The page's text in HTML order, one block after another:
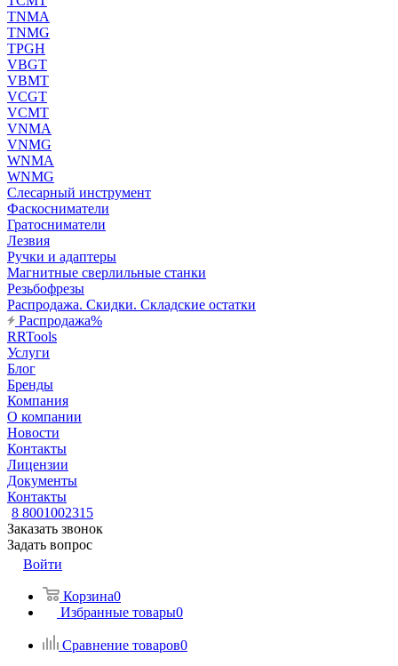
TNMA
TNMG
TPGH
VBGT
VBMT
VCGT
VCMT
VNMA
VNMG
WNMA
WNMG
Слесарный инструмент
Фаскосниматели
Гратосниматели
Лезвия
Ручки и адаптеры
Магнитные сверлильные станки
Резьбофрезы
Распродажа. Скидки. Складские остатки
Распродажа%
RRTools
Услуги
Блог
Бренды
Компания
О компании
Новости
Контакты
Лицензии
Документы
Контакты
8 8001002315
Заказать звонок
Задать вопрос
Войти
Корзина0
Избранные товары0
Сравнение товаров0